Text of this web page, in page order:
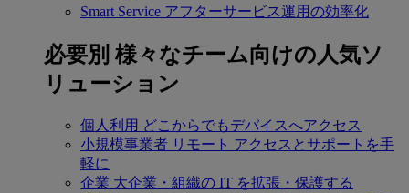
Smart Service アフターサービス運用の効率化
必要別 様々なチーム向けの人気ソ
リューション
個人利用 どこからでもデバイスへアクセス
小規模事業者 リモート アクセスとサポートを手
軽に
企業 大企業・組織の IT を拡張・保護する